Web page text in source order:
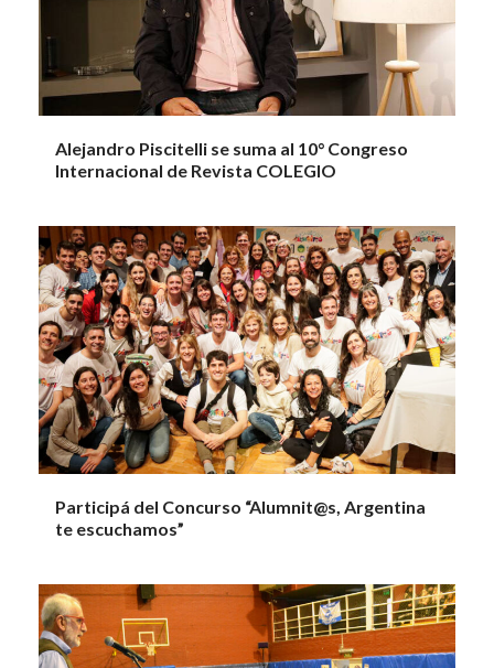
Alejandro Piscitelli se suma al 10° Congreso
Internacional de Revista COLEGIO
Participá del Concurso “Alumnit@s, Argentina
te escuchamos”